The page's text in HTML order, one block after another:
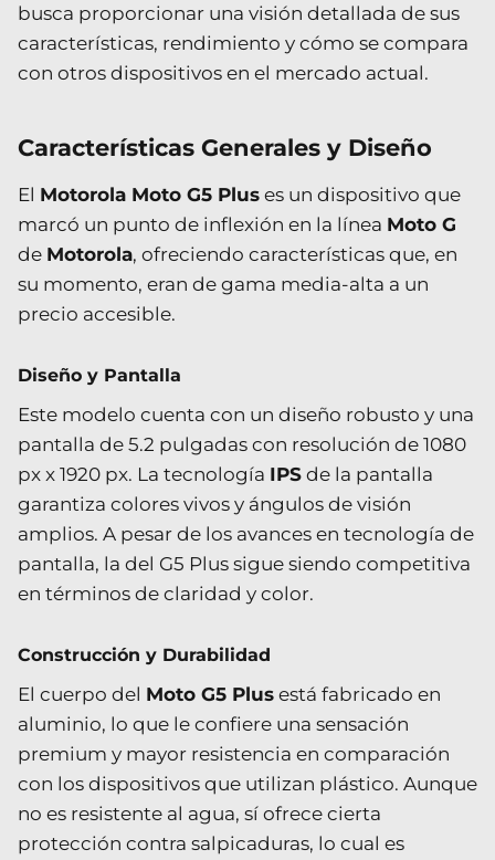
busca proporcionar una visión detallada de sus
características, rendimiento y cómo se compara
con otros dispositivos en el mercado actual.
Características Generales y Diseño
El Motorola Moto G5 Plus es un dispositivo que
marcó un punto de inflexión en la línea Moto G
de Motorola, ofreciendo características que, en
su momento, eran de gama media-alta a un
precio accesible.
Diseño y Pantalla
Este modelo cuenta con un diseño robusto y una
pantalla de 5.2 pulgadas con resolución de 1080
px x 1920 px. La tecnología IPS de la pantalla
garantiza colores vivos y ángulos de visión
amplios. A pesar de los avances en tecnología de
pantalla, la del G5 Plus sigue siendo competitiva
en términos de claridad y color.
Construcción y Durabilidad
El cuerpo del Moto G5 Plus está fabricado en
aluminio, lo que le confiere una sensación
premium y mayor resistencia en comparación
con los dispositivos que utilizan plástico. Aunque
no es resistente al agua, sí ofrece cierta
protección contra salpicaduras, lo cual es